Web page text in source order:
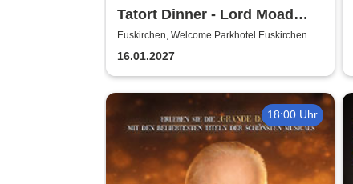
Tatort Dinner - Lord Moad
lässt bitten!
Euskirchen, Welcome Parkhotel Euskirchen
16.01.2027
18:00 Uhr